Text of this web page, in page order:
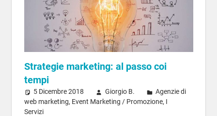
Strategie marketing: al passo coi
tempi
5 Dicembre 2018 Giorgio B.
Agenzie di
web marketing, Event Marketing / Promozione, I
Servizi